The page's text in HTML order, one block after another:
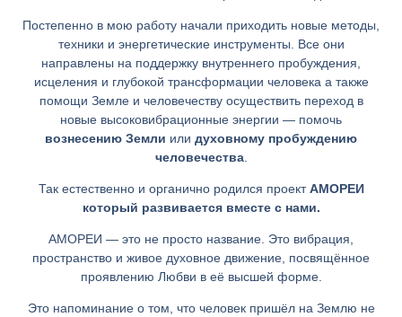
Постепенно в мою работу начали приходить новые методы,
техники и энергетические инструменты. Все они
направлены на поддержку внутреннего пробуждения,
исцеления и глубокой трансформации человека а также
помощи Земле и человечеству осуществить переход в
новые высоковибрационные энергии — помочь
вознесению Земли или духовному пробуждению
человечества.
Так естественно и органично родился проектАМОРЕИ
который развивается вместе с нами.
АМОРЕИ — это не просто название. Это вибрация,
пространство и живое духовное движение, посвящённое
проявлению Любви в её высшей форме.
Это напоминание о том, что человек пришёл на Землю не